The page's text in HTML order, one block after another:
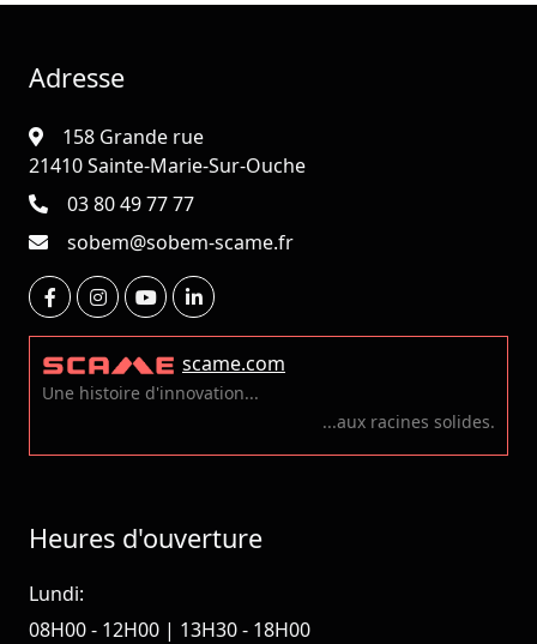
Adresse
158 Grande rue
21410 Sainte-Marie-Sur-Ouche
03 80 49 77 77
sobem@sobem-scame.fr
scame.com
Une histoire d'innovation...
...aux racines solides.
Heures d'ouverture
Lundi:
08H00 - 12H00 | 13H30 - 18H00